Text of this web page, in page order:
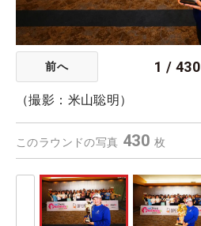
前へ 1 / 430
（撮影：米山聡明）
このラウンドの写真 430 枚